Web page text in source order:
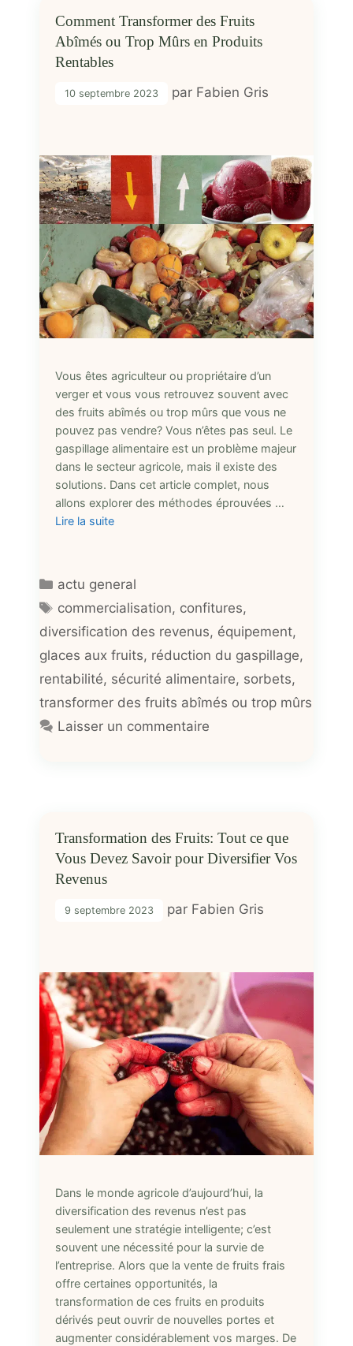
Comment Transformer des Fruits
Abîmés ou Trop Mûrs en Produits
Rentables
10 septembre 2023 par Fabien Gris
Vous êtes agriculteur ou propriétaire d’un
verger et vous vous retrouvez souvent avec
des fruits abîmés ou trop mûrs que vous ne
pouvez pas vendre? Vous n’êtes pas seul. Le
gaspillage alimentaire est un problème majeur
dans le secteur agricole, mais il existe des
solutions. Dans cet article complet, nous
allons explorer des méthodes éprouvées …
Lire la suite
Catégories
actu general
Étiquettes
commercialisation, confitures,
diversification des revenus, équipement,
glaces aux fruits, réduction du gaspillage,
rentabilité, sécurité alimentaire, sorbets,
transformer des fruits abîmés ou trop mûrs
Laisser un commentaire
Transformation des Fruits: Tout ce que
Vous Devez Savoir pour Diversifier Vos
Revenus
9 septembre 2023 par Fabien Gris
Dans le monde agricole d’aujourd’hui, la
diversification des revenus n’est pas
seulement une stratégie intelligente; c’est
souvent une nécessité pour la survie de
l’entreprise. Alors que la vente de fruits frais
offre certaines opportunités, la
transformation de ces fruits en produits
dérivés peut ouvrir de nouvelles portes et
augmenter considérablement vos marges. De